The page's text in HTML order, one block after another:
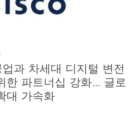
과 차세대 디지털 변전
한 파트너십 강화… 글로
대 가속화